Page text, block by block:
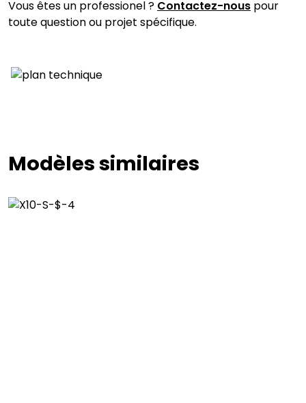
Vous êtes un professionel ? Contactez-nous pour
toute question ou projet spécifique.
Modèles similaires